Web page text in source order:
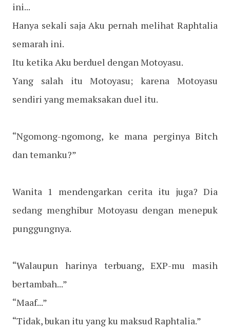
ini...
Hanya sekali saja Aku pernah melihat Raphtalia
semarah ini.
Itu ketika Aku berduel dengan Motoyasu.
Yang salah itu Motoyasu; karena Motoyasu
sendiri yang memaksakan duel itu.
“Ngomong-ngomong, ke mana perginya Bitch
dan temanku?”
Wanita 1 mendengarkan cerita itu juga? Dia
sedang menghibur Motoyasu dengan menepuk
punggungnya.
“Walaupun harinya terbuang, EXP-mu masih
bertambah...”
“Maaf...”
“Tidak, bukan itu yang ku maksud Raphtalia.”